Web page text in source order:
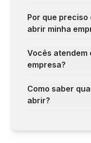
Por que
abrir minha
Vocês atendem
empresa?
Como saber
abrir?